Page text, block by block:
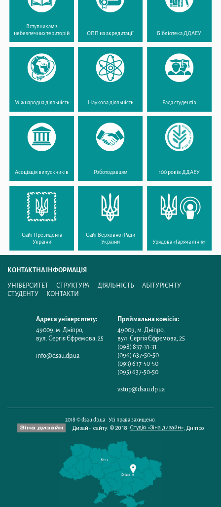
Вступникам з
небезпечних територій
ОПП на акредитації Бібліотека ДДАЕУ
Міжнародна діяльність Наукова діяльність Рада студентів
Асоціація випускників Роботодавцям 100 років ДДАЕУ
Сайт Президента
України
Сайт Верховної Ради
України
Урядова «Гаряча лінія»
КОНТАКТНА ІНФОРМАЦІЯ
УНІВЕРСИТЕТ СТРУКТУРА ДІЯЛЬНІСТЬ
АБІТУРІЄНТУ
СТУДЕНТУ
КОНТАКТИ
Адреса університету:
49009 м. Дніпро,
вул. Сергія Єфремова, 25
info@dsau.dp.ua
Приймальна комісія:
49009 м. Дніпро,
вул. Сергія Єфремова, 25
(098) 837-31-31
(096) 637-50-50
(093) 637-50-50
(095) 637-50-50
vstup@dsau.dp.ua
2018 © dsau.dp.ua Усі права захищено.
Дизайн сайту: © 2018, Студія «Зіна дизайн», Дніпро